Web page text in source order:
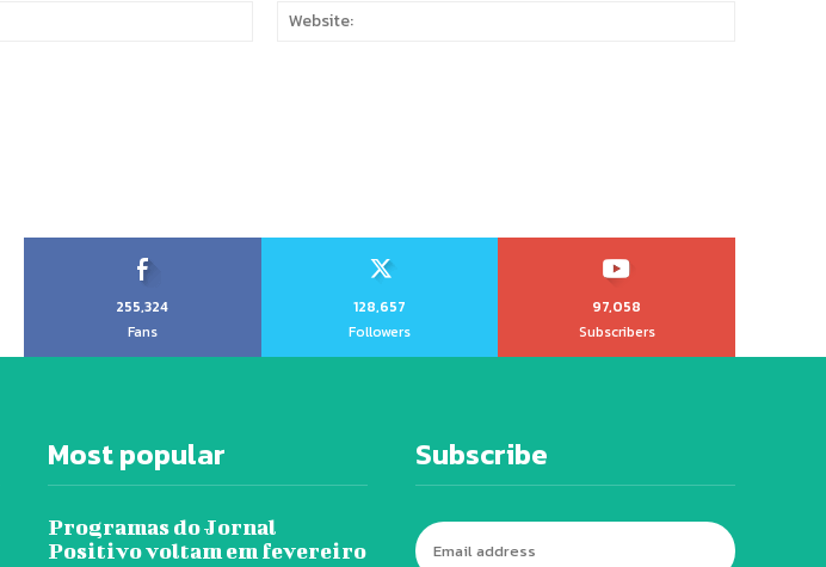
Email:
255,324
Fans
128,657
Followers
97,058
Subscribers
Most popular
Programas do Jornal
Positivo voltam em fevereiro
Subscribe